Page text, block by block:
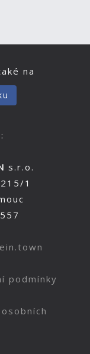
na
s.r.o.
1
podmínky